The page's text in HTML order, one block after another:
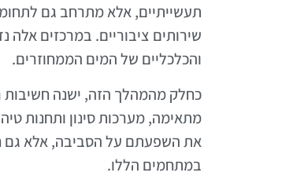
תעשייתיים, אלא מתרחב גם
שירותים ציבוריים. במרכזים
והכלכליים של המים הממחוזרים.
כחלק מהמהלך הזה, ישנה
מתאימה, מערכות סינון ותחנות
את השפעתם על הסביבה, אלא גם
במתחמים הללו.